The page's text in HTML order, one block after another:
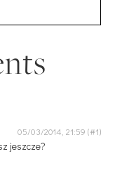
05/03/2014, 21:59
jeszcze?